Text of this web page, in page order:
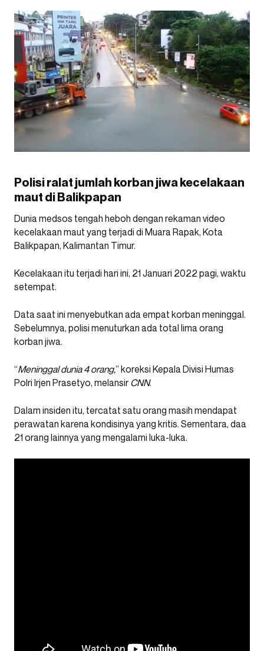
Polisi ralat jumlah korban jiwa kecelakaan
maut di Balikpapan
Dunia medsos tengah heboh dengan rekaman video
kecelakaan maut yang terjadi di Muara Rapak, Kota
Balikpapan, Kalimantan Timur.
Kecelakaan itu terjadi hari ini, 21 Januari 2022 pagi, waktu
setempat.
Data saat ini menyebutkan ada empat korban meninggal.
Sebelumnya, polisi menuturkan ada total lima orang
korban jiwa.
“Meninggal dunia 4 orang,” koreksi Kepala Divisi Humas
Polri Irjen Prasetyo, melansir CNN.
Dalam insiden itu, tercatat satu orang masih mendapat
perawatan karena kondisinya yang kritis. Sementara, daa
21 orang lainnya yang mengalami luka-luka.